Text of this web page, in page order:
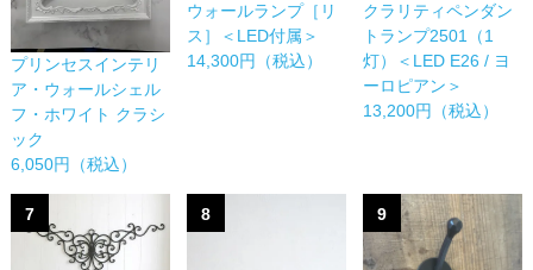
プリンセスインテリ
ア・ウォールシェル
フ・ホワイト クラシ
ック
6,050円（税込）
ウォールランプ［リ
ス］＜LED付属＞
14,300円（税込）
クラリティペンダン
トランプ2501（1
灯）＜LED E26 / ヨ
ーロピアン＞
13,200円（税込）
7 8 9